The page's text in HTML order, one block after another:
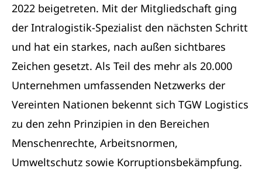
2022 beigetreten. Mit der Mitgliedschaft ging
der Intralogistik-Spezialist den nächsten Schritt
und hat ein starkes, nach außen sichtbares
Zeichen gesetzt. Als Teil des mehr als 20.000
Unternehmen umfassenden Netzwerks der
Vereinten Nationen bekennt sich TGW Logistics
zu den zehn Prinzipien in den Bereichen
Menschenrechte, Arbeitsnormen,
Umweltschutz sowie Korruptionsbekämpfung.